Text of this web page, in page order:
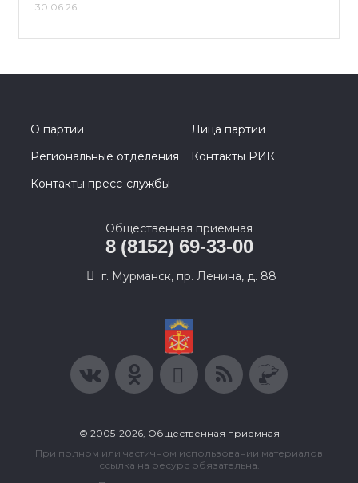
30.06.26
О партии
Лица партии
Региональные отделения
Контакты РИК
Контакты пресс-службы
Общественная приемная
8 (8152) 69-33-00
г. Мурманск, пр. Ленина, д. 88
© 2005-2026, Общественная приемная
При полном или частичном использовании материалов
ссылка на ресурс обязательна.